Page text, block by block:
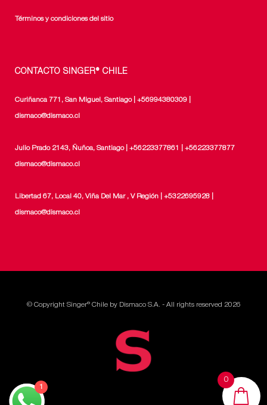
Términos y condiciones del sitio
CONTACTO SINGER® CHILE
Curiñanca 771, San Miguel, Santiago | +56994380309 |
dismaco@dismaco.cl
Julio Prado 2143, Ñuñoa, Santiago | +56223377861 | +56223377877
dismaco@dismaco.cl
Libertad 67, Local 40, Viña Del Mar , V Región | +5322695928 |
dismaco@dismaco.cl
© Copyright Singer® Chile by Dismaco S.A. - All rights reserved 2026
0
1